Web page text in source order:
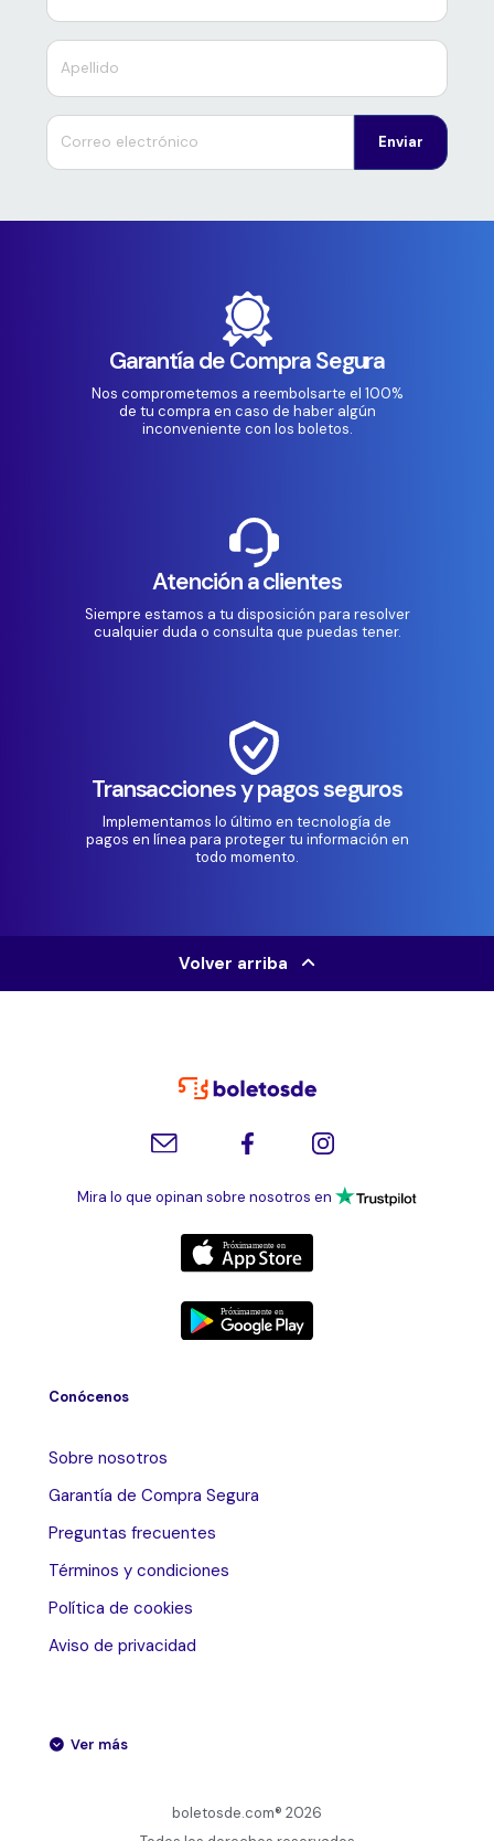
Enviar
Garantía de Compra Segura
Nos comprometemos a reembolsarte el 100%
de tu compra en caso de haber algún
inconveniente con los boletos.
Atención a clientes
Siempre estamos a tu disposición para resolver
cualquier duda o consulta que puedas tener.
Transacciones y pagos seguros
Implementamos lo último en tecnología de
pagos en línea para proteger tu información en
todo momento.
Volver arriba
Mira lo que opinan sobre nosotros en
Conócenos
Sobre nosotros
Garantía de Compra Segura
Preguntas frecuentes
Términos y condiciones
Política de cookies
Aviso de privacidad
Ver más
boletosde.com® 2026